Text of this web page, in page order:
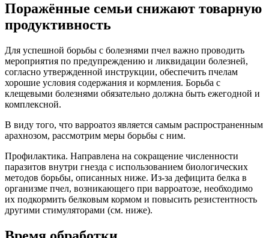
Поражённые семьи снижают товарную
продуктивность
Для успешной борьбы с болезнями пчел важно проводить
мероприятия по предупреждению и ликвидации болезней,
согласно утвержденной инструкции, обеспечить пчелам
хорошие условия содержания и кормления. Борьба с
клещевыми болезнями обязательно должна быть ежегодной и
комплексной.
В виду того, что варроатоз является самым распространенным
арахнозом, рассмотрим меры борьбы с ним.
Профилактика. Направлена на сокращение численности
паразитов внутри гнезда с использованием биологических
методов борьбы, описанных ниже. Из-за дефицита белка в
организме пчел, возникающего при варроатозе, необходимо
их подкормить белковым кормом и повысить резистентность
другими стимуляторами (см. ниже).